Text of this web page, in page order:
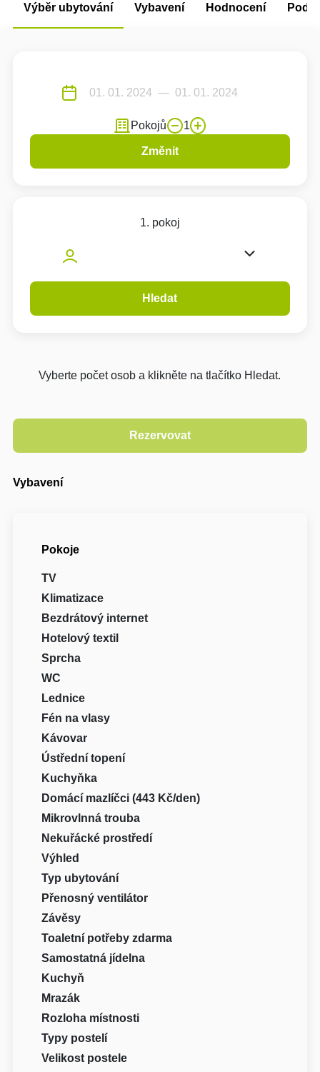
Výběr ubytování Vybavení Hodnocení
Pokojů 1
Změnit
1. pokoj
Hledat
Vyberte počet osob a klikněte na tlačítko Hledat.
Vybavení
Pokoje
TV
Klimatizace
Bezdrátový internet
Hotelový textil
Sprcha
WC
Lednice
Fén na vlasy
Kávovar
Ústřední topení
Kuchyňka
Domácí mazlíčci (443 Kč/den)
Mikrovlnná trouba
Nekuřácké prostředí
Výhled
Typ ubytování
Přenosný ventilátor
Závěsy
Toaletní potřeby zdarma
Samostatná jídelna
Kuchyň
Mrazák
Rozloha místnosti
Typy postelí
Velikost postele